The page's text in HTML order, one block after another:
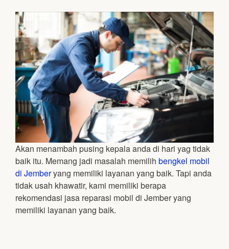
Akan menambah pusing kepala anda di hari yag tidak
baik itu. Memang jadi masalah memilih bengkel mobil
di Jemberyang memiliki layanan yang baik. Tapi anda
tidak usah khawatir, kami memiliki berapa
rekomendasi jasa reparasi mobil di Jember yang
memiliki layanan yang baik.